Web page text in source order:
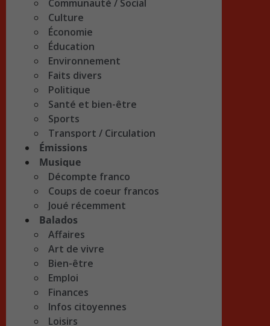
Communauté / Social
Culture
Économie
Éducation
Environnement
Faits divers
Politique
Santé et bien-être
Sports
Transport / Circulation
Émissions
Musique
Décompte franco
Coups de coeur francos
Joué récemment
Balados
Affaires
Art de vivre
Bien-être
Emploi
Finances
Infos citoyennes
Loisirs